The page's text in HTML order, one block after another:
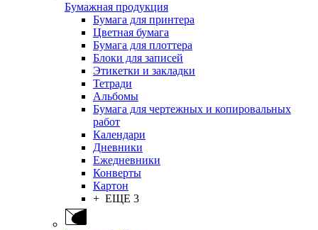
Бумажная продукция
Бумага для принтера
Цветная бумага
Бумага для плоттера
Блоки для записей
Этикетки и закладки
Тетради
Альбомы
Бумага для чертежных и копировальных
работ
Календари
Дневники
Ежедневники
Конверты
Картон
+ ЕЩЕ 3